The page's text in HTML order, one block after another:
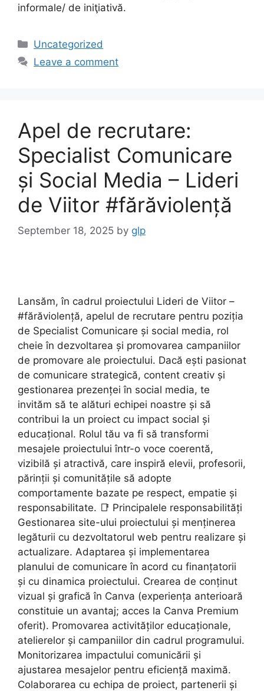
informale/ de iniţiativă.
Uncategorized
Leave a comment
Apel de recrutare:
Specialist Comunicare
și Social Media – Lideri
de Viitor #fărăviolență
September 18, 2025 by glp
Lansăm, în cadrul proiectului Lideri de Viitor –
#fărăviolență, apelul de recrutare pentru poziția
de Specialist Comunicare și social media, rol
cheie în dezvoltarea și promovarea campaniilor
de promovare ale proiectului. Dacă ești pasionat
de comunicare strategică, content creativ și
gestionarea prezenței în social media, te
invităm să te alături echipei noastre și să
contribui la un proiect cu impact social și
educațional. Rolul tău va fi să transformi
mesajele proiectului într-o voce coerentă,
vizibilă și atractivă, care inspiră elevii, profesorii,
părinții și comunitățile să adopte
comportamente bazate pe respect, empatie și
responsabilitate. 📑 Principalele responsabilități
Gestionarea site-ului proiectului și menținerea
legăturii cu dezvoltatorul web pentru realizare și
actualizare. Adaptarea și implementarea
planului de comunicare în acord cu finanțatorii
și cu dinamica proiectului. Crearea de conținut
vizual și grafică în Canva (experiența anterioară
constituie un avantaj; acces la Canva Premium
oferit). Promovarea activităților educaționale,
atelierelor și campaniilor din cadrul programului.
Monitorizarea impactului comunicării și
ajustarea mesajelor pentru eficiență maximă.
Colaborarea cu echipa de proiect, partenerii și